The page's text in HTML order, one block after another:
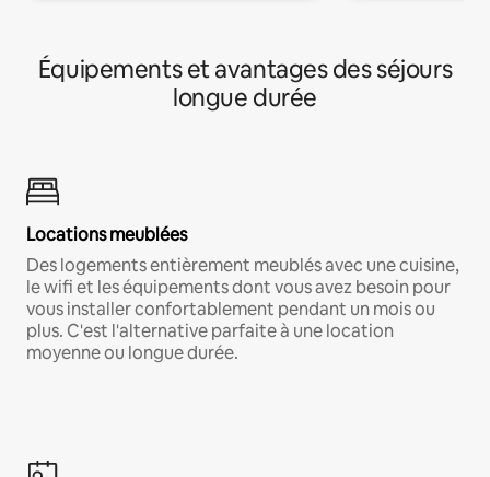
Équipements et avantages des séjours
longue durée
Locations meublées
Des logements entièrement meublés avec une cuisine,
le wifi et les équipements dont vous avez besoin pour
vous installer confortablement pendant un mois ou
plus. C'est l'alternative parfaite à une location
moyenne ou longue durée.